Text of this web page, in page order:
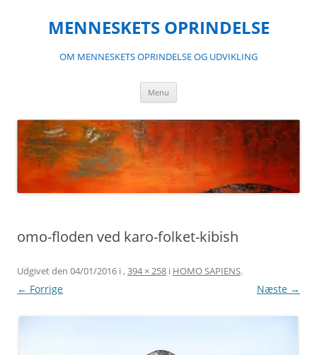
indholdMENNESKETS OPRINDELSE
OM MENNESKETS OPRINDELSE OG UDVIKLING
Menu
omo-floden ved karo-folket-kibish
Udgivet den 04/01/2016 i,394 × 258 i HOMO SAPIENS.
← Forrige Næste →